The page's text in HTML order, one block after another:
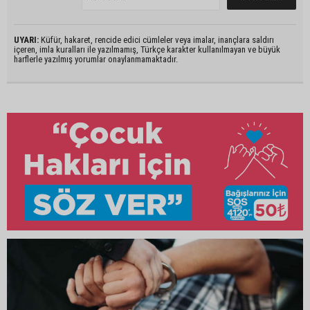
UYARI: Küfür, hakaret, rencide edici cümleler veya imalar, inançlara saldırı
içeren, imla kuralları ile yazılmamış, Türkçe karakter kullanılmayan ve büyük
harflerle yazılmış yorumlar onaylanmamaktadır.